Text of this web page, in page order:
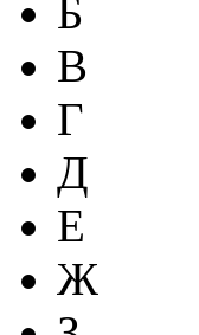
Б
В
Г
Д
Е
Ж